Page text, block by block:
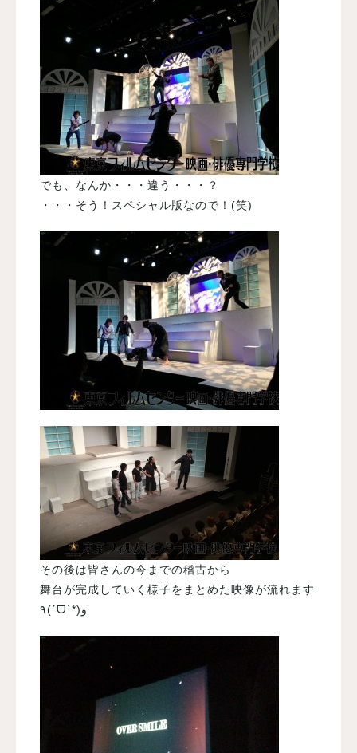
でも、なんか・・・違う・・・？
・・・そう！スペシャル版なので！(笑)
その後は皆さんの今までの稽古から
舞台が完成していく様子をまとめた映像が流れます
٩(ˊᗜˋ*)و